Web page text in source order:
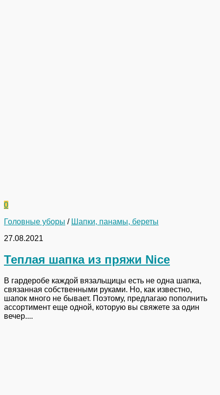
0
Головные уборы / Шапки, панамы, береты
27.08.2021
Теплая шапка из пряжи Nice
В гардеробе каждой вязальщицы есть не одна шапка,
связанная собственными руками. Но, как известно,
шапок много не бывает. Поэтому, предлагаю пополнить
ассортимент еще одной, которую вы свяжете за один
вечер....